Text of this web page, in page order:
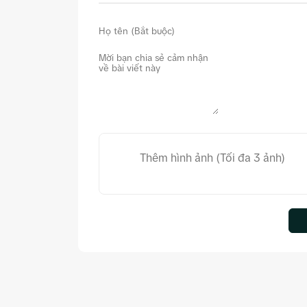
Thêm hình ảnh (Tối đa 3 ảnh)